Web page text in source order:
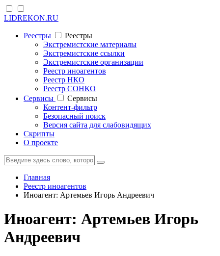
LIDREKON.RU
Реестры
Реестры
Экстремистские материалы
Экстремистские ссылки
Экстремистские организации
Реестр иноагентов
Реестр НКО
Реестр СОНКО
Cервисы
Cервисы
Контент-фильтр
Безопасный поиск
Версия сайта для слабовидящих
Скрипты
О проекте
Главная
Реестр иноагентов
Иноагент: Артемьев Игорь Андреевич
Иноагент: Артемьев Игорь
Андреевич